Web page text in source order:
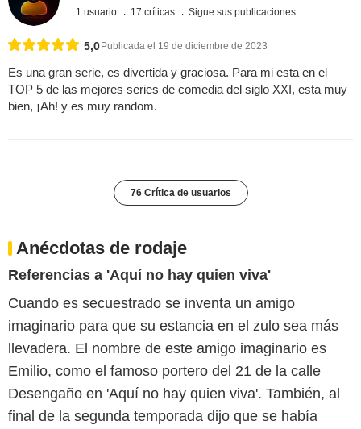
1 usuario 17 críticas Sigue sus publicaciones
5,0Publicada el 19 de diciembre de 2023
Es una gran serie, es divertida y graciosa. Para mi esta en el
TOP 5 de las mejores series de comedia del siglo XXI, esta muy
bien, ¡Ah! y es muy random.
76 Crítica de usuarios
Anécdotas de rodaje
Referencias a 'Aquí no hay quien viva'
Cuando es secuestrado se inventa un amigo
imaginario para que su estancia en el zulo sea más
llevadera. El nombre de este amigo imaginario es
Emilio, como el famoso portero del 21 de la calle
Desengaño en 'Aquí no hay quien viva'. También, al
final de la segunda temporada dijo que se había